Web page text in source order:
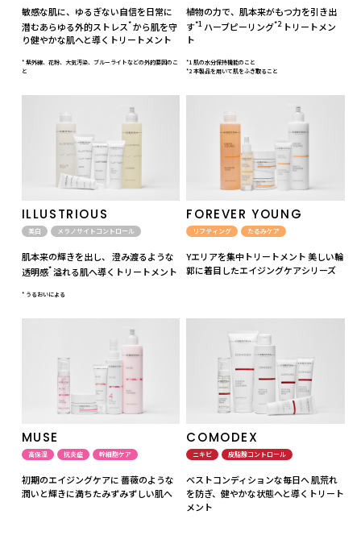
敏感な肌に、ゆるぎない自信を日常に
潜むあらゆる外的ストレス*から肌を守
り健やかな肌へと導くトリートメント
* 紫外線、花粉、大気汚染、ブルーライトなどの外的要因のこ
と
植物の力で、肌本来がもつ力を引き出
す*1 ハーブピーリング*2トリートメン
ト
*1 肌の水分保持機能のこと
*2 本製品を用いて肌をふき取ること
ILLUSTRIOUS
美白 メラノサイトコントロール
肌本来の輝きを出し、 澄み渡るような
透明感*溢れる肌へ導くトリートメント
* うるおいによる
FOREVER YOUNG
リフティング たるみケア
Yエリアを集中トリートメント 美しい輪
郭に着目したエイジングケアシリーズ
MUSE
高保湿 抗炎症 幹細胞ケア
初期のエイジングケアに 薔薇のような
潤いと輝きに満ちたみずみずしい肌へ
COMODEX
ニキビ 皮脂腺コントロール
ベストコンディションな毎日へ 肌荒れ
を防ぎ、健やかな状態へと導くトリート
メント